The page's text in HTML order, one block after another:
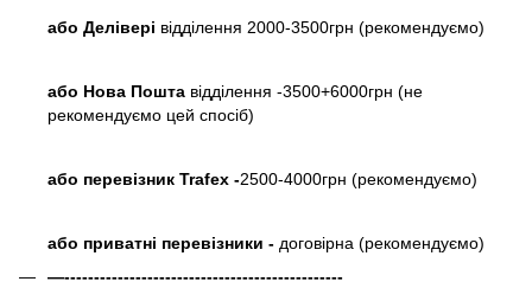
або Делівері відділення 2000-3500грн (рекомендуємо)
або Нова Пошта відділення -3500+6000грн (не
рекомендуємо цей спосіб)
або перевізник Trafex -2500-4000грн (рекомендуємо)
або приватні перевізники - договірна (рекомендуємо)
—-----------------------------------------------